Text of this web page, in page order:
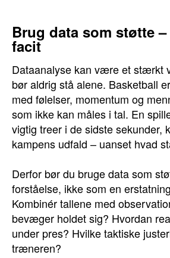
Brug data som støtte
facit
Dataanalyse kan være et stærkt
bør aldrig stå alene. Basketball
med følelser, momentum og
som ikke kan måles i tal. En
vigtig treer i de sidste sekunder,
kampens udfald – uanset hvad
Derfor bør du bruge data som
forståelse, ikke som en
Kombinér tallene med
bevæger holdet sig? Hvordan
under pres? Hvilke taktiske
træneren?